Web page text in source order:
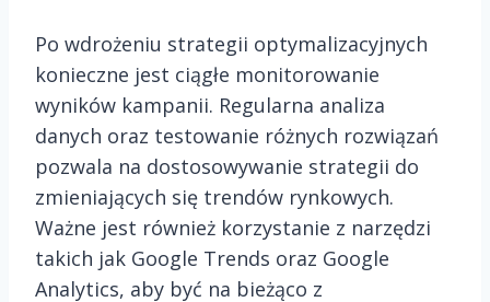
Po wdrożeniu strategii optymalizacyjnych
konieczne jest ciągłe monitorowanie
wyników kampanii. Regularna analiza
danych oraz testowanie różnych rozwiązań
pozwala na dostosowywanie strategii do
zmieniających się trendów rynkowych.
Ważne jest również korzystanie z narzędzi
takich jak Google Trends oraz Google
Analytics, aby być na bieżąco z